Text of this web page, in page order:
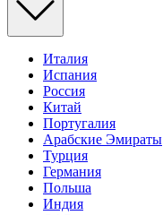
Италия
Испания
Россия
Китай
Португалия
Арабские Эмираты
Турция
Германия
Польша
Индия